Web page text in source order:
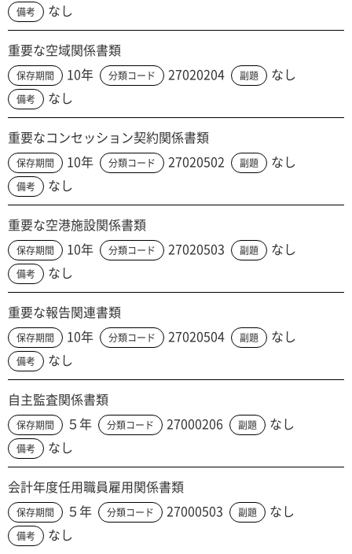
備考 なし
重要な空域関係書類
保存期間 10年 分類コード 27020204 副題 なし
備考 なし
重要なコンセッション契約関係書類
保存期間 10年 分類コード 27020502 副題 なし
備考 なし
重要な空港施設関係書類
保存期間 10年 分類コード 27020503 副題 なし
備考 なし
重要な報告関連書類
保存期間 10年 分類コード 27020504 副題 なし
備考 なし
自主監査関係書類
保存期間 ５年 分類コード 27000206 副題 なし
備考 なし
会計年度任用職員雇用関係書類
保存期間 ５年 分類コード 27000503 副題 なし
備考 なし